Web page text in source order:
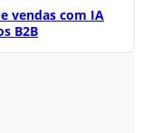
vendas com IA
B2B